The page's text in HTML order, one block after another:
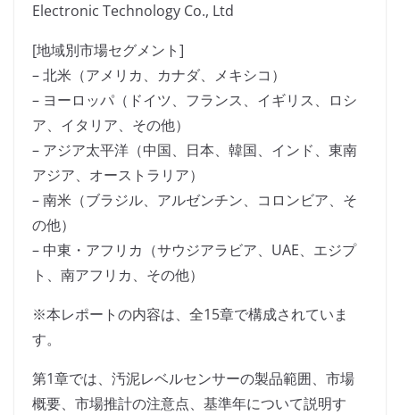
Electronic Technology Co., Ltd
[地域別市場セグメント]
– 北米（アメリカ、カナダ、メキシコ）
– ヨーロッパ（ドイツ、フランス、イギリス、ロシ
ア、イタリア、その他）
– アジア太平洋（中国、日本、韓国、インド、東南
アジア、オーストラリア）
– 南米（ブラジル、アルゼンチン、コロンビア、そ
の他）
– 中東・アフリカ（サウジアラビア、UAE、エジプ
ト、南アフリカ、その他）
※本レポートの内容は、全15章で構成されていま
す。
第1章では、汚泥レベルセンサーの製品範囲、市場
概要、市場推計の注意点、基準年について説明す